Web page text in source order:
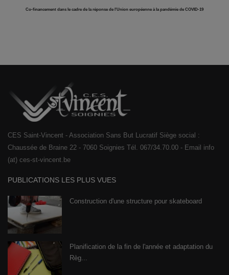
Co-financement dans le cadre de la réponse de l'Union européenne à la pandémie de COVID-19
CES Saint-Vincent - Association Sans But Lucratif Siège social :
Chaussée de Braine 22 - 7060 Soignies Tél. 067/34.70.00 - Email info
(at) ces-st-vincent.be
PUBLICATIONS LES PLUS VUES
Construction d'une structure pour skateboard
Planification de la fin de l'année et adaptation du
Règ...